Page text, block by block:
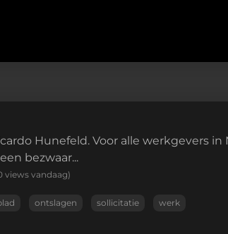
Hunefeld. Voor alle werkgevers
bezwaar...
views vandaag)
ontslagen sollicitatie werk